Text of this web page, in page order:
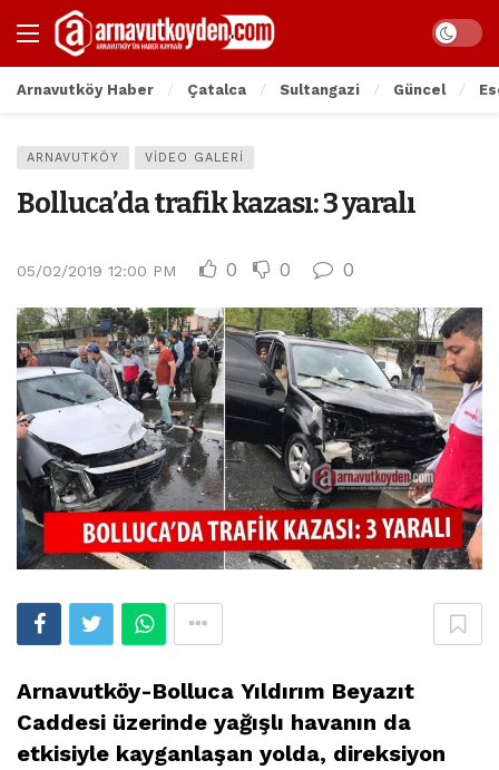
Arnavutköy Haber Çatalca Sultangazi Güncel
ARNAVUTKÖY VIDEO GALERI
Bolluca’da trafik kazası: 3 yaralı
05/02/2019 12:00 PM 0 0 0
Arnavutköy-Bolluca Yıldırım Beyazıt
Caddesi üzerinde yağışlı havanın da
etkisiyle kayganlaşan yolda, direksiyon